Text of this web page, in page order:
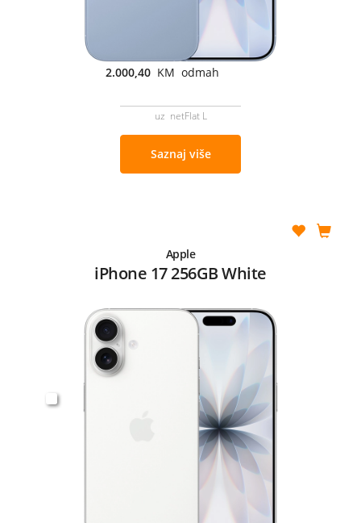
2.000,40 KM odmah
uz netFlat L
Saznaj više
Apple
iPhone 17 256GB White